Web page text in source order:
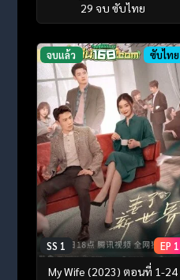
29 จบ ซับไทย
จบแล้ว ซับไทย
SS 1 EP 1
My Wife (2023) ตอนที่ 1-24